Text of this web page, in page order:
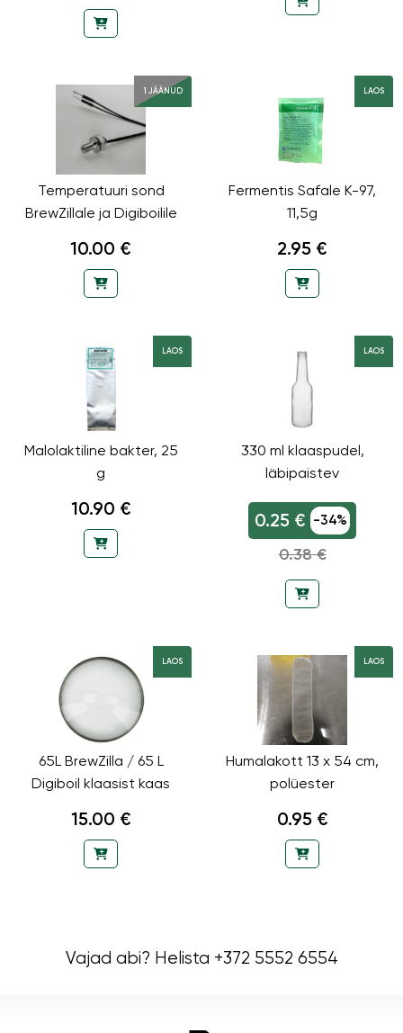
1 JÄÄNUD
Temperatuuri sond
BrewZillale ja Digiboilile
10.00 €
LAOS
Fermentis Safale K-97,
11,5g
2.95 €
LAOS
Malolaktiline bakter, 25
g
10.90 €
LAOS
330 ml klaaspudel,
läbipaistev
0.25 € -34%
0.38 €
LAOS
65L BrewZilla / 65 L
Digiboil klaasist kaas
15.00 €
LAOS
Humalakott 13 x 54 cm,
polüester
0.95 €
Vajad abi? Helista +372 5552 6554